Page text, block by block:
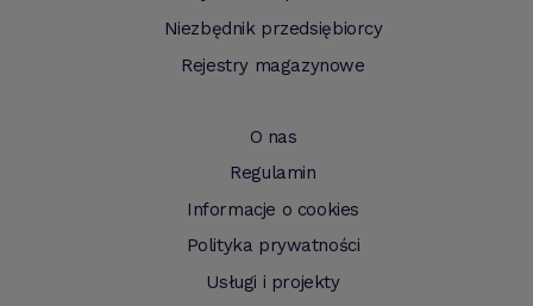
Niezbędnik przedsiębiorcy
Rejestry magazynowe
O nas
Regulamin
Informacje o cookies
Polityka prywatności
Usługi i projekty